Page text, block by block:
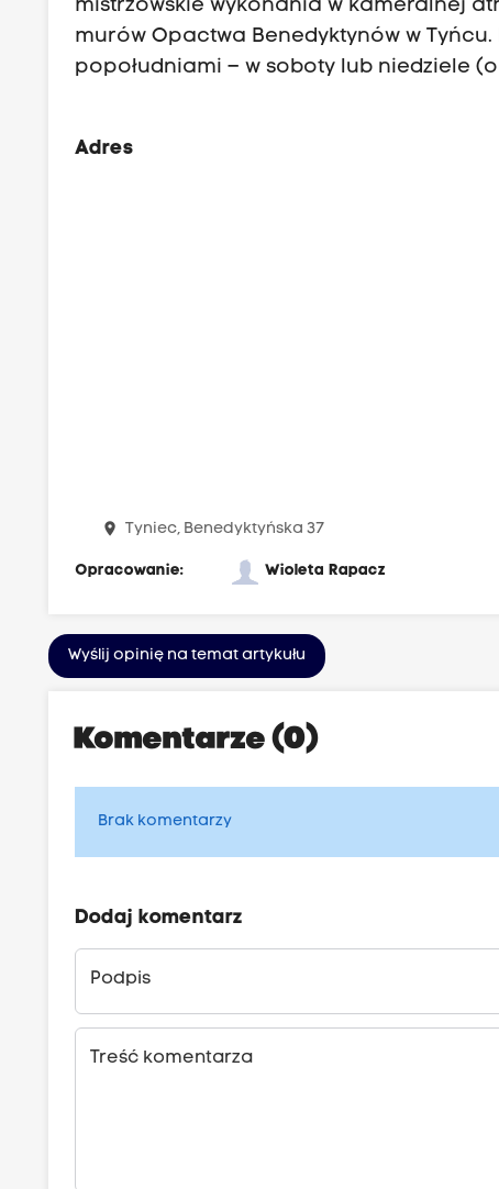
mistrzowskie wykonania w kameralnej
murów Opactwa Benedyktynów w
popołudniami – w soboty lub niedziele (o
Adres
place Tyniec, Benedyktyńska 37
Opracowanie: Wioleta Rapacz
Wyślij opinię na temat artykułu
Komentarze (0)
Brak komentarzy
Dodaj komentarz
Podpis
Treść komentarza